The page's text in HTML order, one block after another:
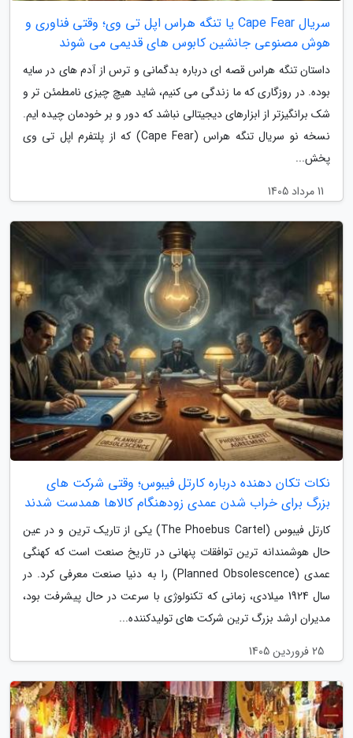
سریال Cape Fear یا تنگه هراس اپل تی وی؛ وقتی فناوری و
هوش مصنوعی جانشین کابوس های قدیمی می شوند
داستان تنگه هراس قصه ای درباره بدگمانی و ترس از آدم های در سایه
بوده. در روزگاری که ما زندگی می کنیم، شاید هیچ چیزی نامطمئن تر و
شک برانگیزتر از ابزارهای دیجیتالی نباشد که دور و بر خودمان چیده ایم.
نسخه نو سریال تنگه هراس (Cape Fear) که از پلتفرم اپل تی وی
پخش...
11 مرداد 1405
نکات تکان دهنده درباره کارتل فیبوس؛ وقتی شرکت های
بزرگ برای خراب شدن عمدی زودهنگام کالاها همدست شدند
کارتل فیبوس (The Phoebus Cartel) یکی از تاریک ترین و در عین
حال هوشمندانه ترین توافقات پنهانی در تاریخ صنعت است که کهنگی
عمدی (Planned Obsolescence) را به دنیا صنعت معرفی کرد. در
سال 1924 میلادی، زمانی که تکنولوژی با سرعت در حال پیشرفت بود،
مدیران ارشد بزرگ ترین شرکت های تولیدکننده...
25 فروردین 1405